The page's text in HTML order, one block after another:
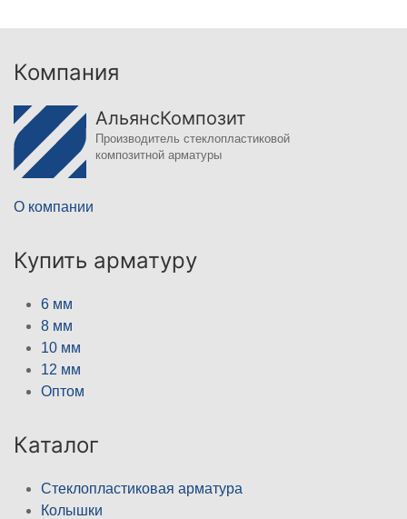
Компания
АльянсКомпозит
Производитель стеклопластиковой
композитной арматуры
О компании
Купить арматуру
6 мм
8 мм
10 мм
12 мм
Оптом
Каталог
Стеклопластиковая арматура
Колышки